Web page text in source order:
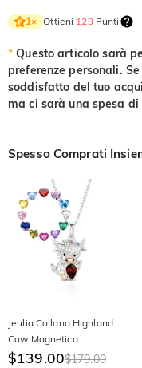
1× Ottieni 129Punti
* Questo articolo sarà
preferenze personali.
soddisfatto del tuo
ma ci sarà una spesa
Spesso Comprati
Jeulia Collana Highland
Cow Magnetica
Personalizzata con Pietra di
$139.00$179.00